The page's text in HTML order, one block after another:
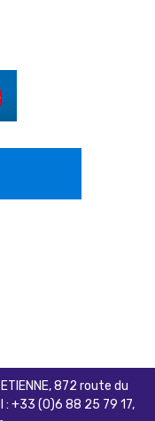
ETIENNE, 872 route du
: +33 (0)6 88 25 79 17,